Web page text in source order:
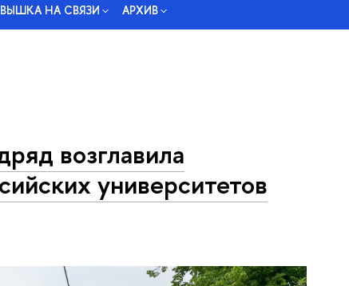
ВЫШКА НА СВЯЗИ АРХИВ
возглавила
университетов